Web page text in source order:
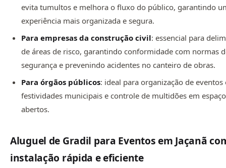
evita tumultos e melhora o fluxo do público, garantindo
experiência mais organizada e segura.
Para empresas da construção civil: essencial para
de áreas de risco, garantindo conformidade com normas
segurança e prevenindo acidentes no canteiro de obras.
Para órgãos públicos: ideal para organização de eventos
festividades municipais e controle de multidões em
abertos.
Aluguel de Gradil para Eventos em Jaçanã
instalação rápida e eficiente